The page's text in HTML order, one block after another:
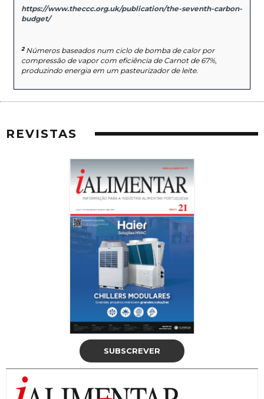
https://www.theccc.org.uk/publication/the-seventh-carbon-
budget/
2 Números baseados num ciclo de bomba de calor por
compressão de vapor com eficiência de Carnot de 67%,
produzindo energia em um pasteurizador de leite.
REVISTAS
SUBSCREVER